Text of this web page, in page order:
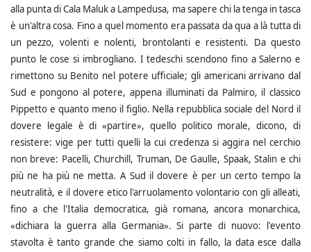
alla punta di Cala Maluk a Lampedusa, ma sapere chi la tenga in tasca
è un'altra cosa. Fino a quel momento era passata da qua a là tutta di
un pezzo, volenti e nolenti, brontolanti e resistenti. Da questo
punto le cose si imbrogliano. I tedeschi scendono fino a Salerno e
rimettono su Benito nel potere ufficiale; gli americani arrivano dal
Sud e pongono al potere, appena illuminati da Palmiro, il classico
Pippetto e quanto meno il figlio. Nella repubblica sociale del Nord il
dovere legale è di «partire», quello politico morale, dicono, di
resistere: vige per tutti quelli la cui credenza si aggira nel cerchio
non breve: Pacelli, Churchill, Truman, De Gaulle, Spaak, Stalin e chi
più ne ha più ne metta. A Sud il dovere è per un certo tempo la
neutralità, e il dovere etico l'arruolamento volontario con gli alleati,
fino a che l'Italia democratica, già romana, ancora monarchica,
«dichiara la guerra alla Germania». Si parte di nuovo: l'evento
stavolta è tanto grande che siamo colti in fallo, la data esce dalla